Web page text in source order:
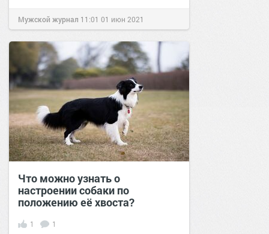
Мужской журнал 11:01 01 июн 2021
Что можно узнать о
настроении собаки по
положению её хвоста?
1 1